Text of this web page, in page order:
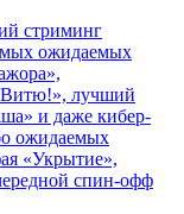
стриминг
ожидаемых
Витю!», лучший
и даже кибер-
ожидаемых
«Укрытие»,
спин-офф